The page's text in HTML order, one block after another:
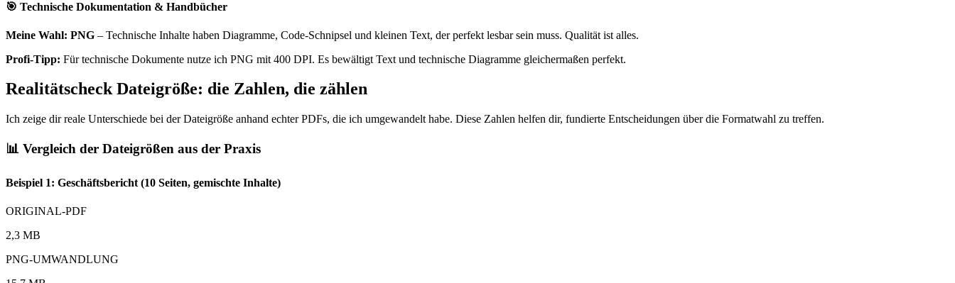
🎯 Technische Dokumentation & Handbücher
Meine Wahl: PNG – Technische Inhalte haben Diagramme, Code-Schnipsel und kleinen Text, der perfekt lesbar sein muss. Qualität ist alles.
Profi-Tipp: Für technische Dokumente nutze ich PNG mit 400 DPI. Es bewältigt Text und technische Diagramme gleichermaßen perfekt.
Realitätscheck Dateigröße: die Zahlen, die zählen
Ich zeige dir reale Unterschiede bei der Dateigröße anhand echter PDFs, die ich umgewandelt habe. Diese Zahlen helfen dir, fundierte Entscheidungen über die Formatwahl zu treffen.
📊 Vergleich der Dateigrößen aus der Praxis
Beispiel 1: Geschäftsbericht (10 Seiten, gemischte Inhalte)
ORIGINAL-PDF
2,3 MB
PNG-UMWANDLUNG